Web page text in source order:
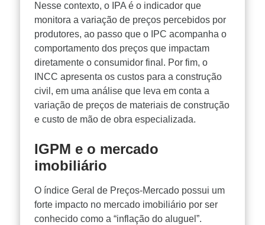
Nesse contexto, o IPA é o indicador que
monitora a variação de preços percebidos por
produtores, ao passo que o IPC acompanha o
comportamento dos preços que impactam
diretamente o consumidor final. Por fim, o
INCC apresenta os custos para a construção
civil, em uma análise que leva em conta a
variação de preços de materiais de construção
e custo de mão de obra especializada.
IGPM e o mercado
imobiliário
O índice Geral de Preços-Mercado possui um
forte impacto no mercado imobiliário por ser
conhecido como a “inflação do aluguel”.